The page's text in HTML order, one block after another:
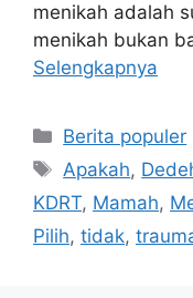
menikah adalah
menikah bukan
Selengkapnya
Kategori
Berita populer
Tag
Apakah,
KDRT, Mamah,
Pilih, tidak,